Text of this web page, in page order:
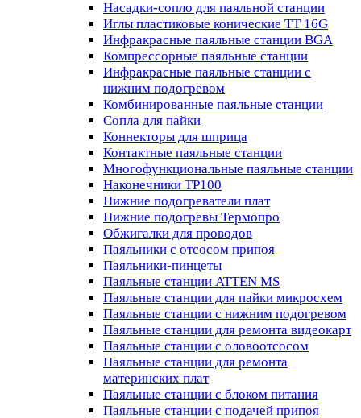
Насадки-сопло для паяльной станции
Иглы пластиковые конические TT 16G
Инфракрасные паяльные станции BGA
Компрессорные паяльные станции
Инфракрасные паяльные станции с
нижним подогревом
Комбинированные паяльные станции
Сопла для пайки
Коннекторы для шприца
Контактные паяльные станции
Многофункциональные паяльные станции
Наконечники TP100
Нижние подогреватели плат
Нижние подогревы Термопро
Обжигалки для проводов
Паяльники с отсосом припоя
Паяльники-пинцеты
Паяльные станции ATTEN MS
Паяльные станции для пайки микросхем
Паяльные станции с нижним подогревом
Паяльные станции для ремонта видеокарт
Паяльные станции с оловоотсосом
Паяльные станции для ремонта
материнских плат
Паяльные станции с блоком питания
Паяльные станции с подачей припоя